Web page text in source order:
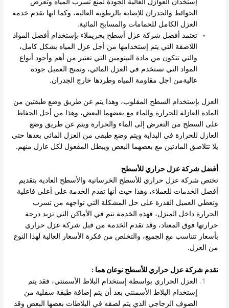
الحوائط والجدران للإصابة بالرطوبة العالية، وكما انها تقدم خدمة
العزل الكامل للحمامات والمسابح المائية.
تعتمد أفضل شركة عزل أسطح بحريملاء بإستخدام أفضل المواد
اللاصقة التي يتم إستخدامها من أجل عزل المياه بشكل كامل،
والتي تتكون من مادة البيتومين التي تعتبر من أهم وأجود أنواع
المواد التي تستخدم في العزل المائي، وتمنح العميل جودة
عاليةمن اجل مقاومة المياه وطردها خارج الجدران.
العزل بإستخدام السطح المقلوب، وهذا يتم عن طريق وضع طبقتين من
المادة العازلة للحرارة والماء مع بعضهما البعض، وهذا من أجل الحفاظ
على السطح من التعرض إلى الماء والحرارة ويتم عن طريق وضع
العازل للحرارة في البداية ويتم وضع طبقى من العزل المائي بعدها حتى
يلا تتلاصق المادتين مع بعضهما البعض ويبطل المفعول لكل عازل منهم.
أفضل شركة عزل حراري للأسطح
تختص شركة عزل حراري للأسطح الخرسانية والأسطح العادية بتقديم
أفضل الخدمات للعملاء، وهذا حيث أنها تقدم الخدمة على أعلى فاعلية
وتعطي العميل القدرة على حل المشكلة التي تواجهه من تسرب
الحرارة داخل المنزل، فهذه الخدمة تتم في الأماكن التي تزيد درجة
حرارتها فوق المعتاد، وقد تقدم الخدمة من قبل شركة عزل حراري
بأسعار تتناسب مع الجميع، والتخلص من فكرة الأسعار العالية لهذا النوع
من العزل.
تقدم شركة عزل حراري للأسطح نوعان هما :
العزل الحراري بواسطة إستخدام البلاط الأسمنتي، فقد يتم
إستخدام البلاط الأسمنتي بعد أن يتم إضافة طبقة سفلية من
الصوف الزجاجي الذي يتم لصقه في البلاطات بعضها البعض وقد